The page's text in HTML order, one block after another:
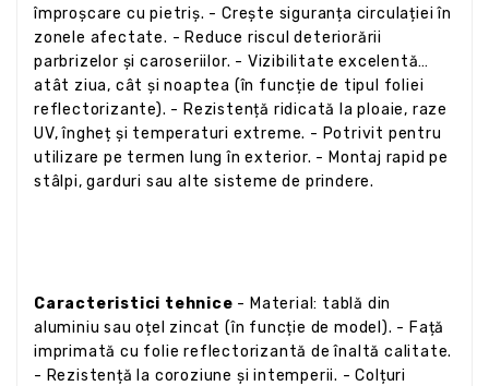
împroșcare cu pietriș. - Crește siguranța circulației în
zonele afectate. - Reduce riscul deteriorării
parbrizelor și caroseriilor. - Vizibilitate excelentă
atât ziua, cât și noaptea (în funcție de tipul foliei
reflectorizante). - Rezistență ridicată la ploaie, raze
UV, îngheț și temperaturi extreme. - Potrivit pentru
utilizare pe termen lung în exterior. - Montaj rapid pe
stâlpi, garduri sau alte sisteme de prindere.
Caracteristici tehnice - Material: tablă din
aluminiu sau oțel zincat (în funcție de model). - Față
imprimată cu folie reflectorizantă de înaltă calitate.
- Rezistență la coroziune și intemperii. - Colțuri